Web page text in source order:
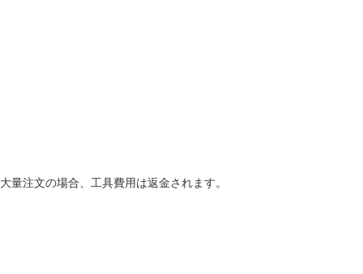
注文の場合、工具費用は返金されます。